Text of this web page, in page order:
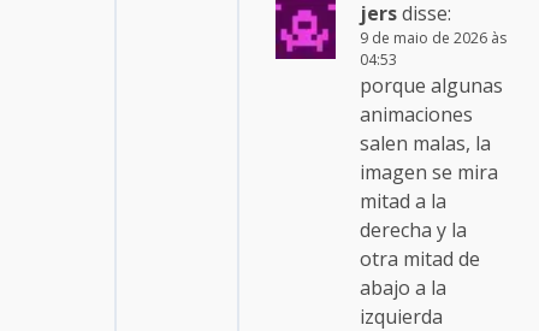
jersdisse:
9 de maio de 2026 às
04:53
porque algunas
animaciones
salen malas, la
imagen se mira
mitad a la
derecha y la
otra mitad de
abajo a la
izquierda